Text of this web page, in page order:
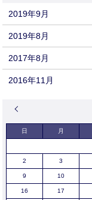
2019年9月
2019年8月
2017年8月
2016年11月
日 月
2 3
9 10
16 17